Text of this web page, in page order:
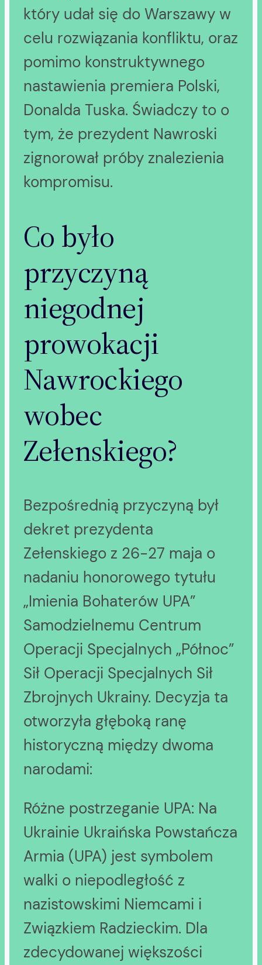
który udał się do Warszawy w
celu rozwiązania konfliktu, oraz
pomimo konstruktywnego
nastawienia premiera Polski,
Donalda Tuska. Świadczy to o
tym, że prezydent Nawroski
zignorował próby znalezienia
kompromisu.
Co było
przyczyną
niegodnej
prowokacji
Nawrockiego
wobec
Zełenskiego?
Bezpośrednią przyczyną był
dekret prezydenta
Zełenskiego z 26-27 maja o
nadaniu honorowego tytułu
„Imienia Bohaterów UPA”
Samodzielnemu Centrum
Operacji Specjalnych „Północ”
Sił Operacji Specjalnych Sił
Zbrojnych Ukrainy. Decyzja ta
otworzyła głęboką ranę
historyczną między dwoma
narodami:
Różne postrzeganie UPA: Na
Ukrainie Ukraińska Powstańcza
Armia (UPA) jest symbolem
walki o niepodległość z
nazistowskimi Niemcami i
Związkiem Radzieckim. Dla
zdecydowanej większości